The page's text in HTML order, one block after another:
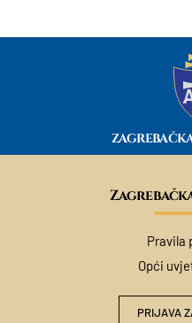
Pravila
Opći
PRIJAVA